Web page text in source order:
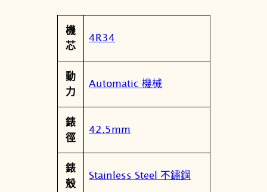
I
K
O
在
台
7
0
週
年
限
量
版
屬
性
值
機
芯
4R34
動
力
Automatic 機械
錶
徑
42.5mm
錶
殼
Stainless Steel 不鏽鋼